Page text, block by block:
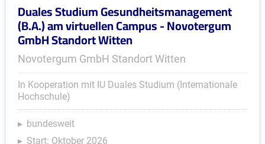
Duales Studium Gesundheitsmanagement
(B.A.) am virtuellen Campus - Novotergum
GmbH Standort Witten
Novotergum GmbH Standort Witten
In Kooperation mit IU Duales Studium (Internationale
Hochschule)
bundesweit
Start: Oktober 2026